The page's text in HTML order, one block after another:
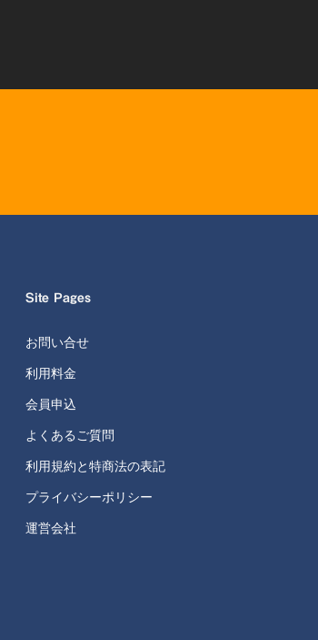
Site Pages
お問い合せ
利用料金
会員申込
よくあるご質問
利用規約と特商法の表記
プライバシーポリシー
運営会社